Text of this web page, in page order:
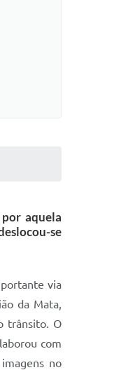
aquela
se
via
da Mata,
trânsito. O
com
no